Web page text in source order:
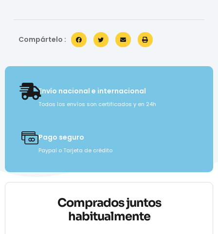
Compártelo :
Envío nacional e internacional
Todos los envíos son certificados y en 24h
Pago seguro
Paypal o Tarjeta de crédito
Comprados juntos
habitualmente